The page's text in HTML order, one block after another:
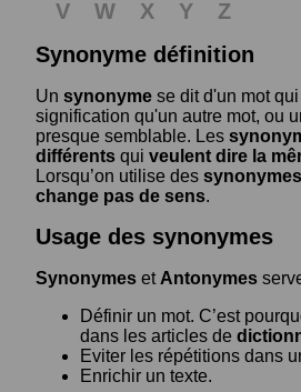
V W X Y
Z
Synonyme définition
Un synonyme se dit d'un mot
signification qu'un autre mot, ou
presque semblable. Les
différents qui veulent dire la
Lorsqu’on utilise des synonymes
change pas de sens.
Usage des synonymes
Synonymes et Antonymes
Définir un mot. C’est
dans les articles de
Eviter les répétitions dans
Enrichir un texte.